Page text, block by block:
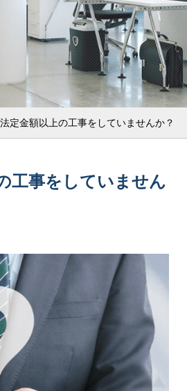
定金額以上の工事をしていませんか？
工事をしていません